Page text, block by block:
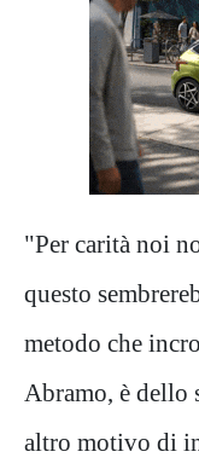
"Per carità noi
questo
metodo che
Abramo, è dello
altro motivo di